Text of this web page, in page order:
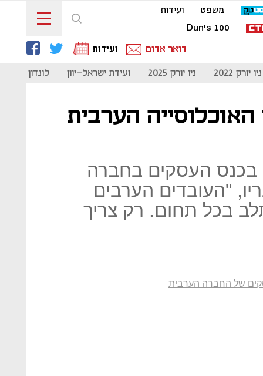
משפט
ועידות
Dun's 100
דואר אדום
ועידות
ניו יורק 2022 ניו יורק 2025 ועידת ישראל-יוון לונדון 2023
הערבית
העסקים בחברה
"העובדים הערבים
בכל תחום. רק צריך
של החברה הערבית